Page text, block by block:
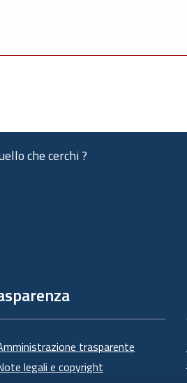
che cerchi ?
trasparente
legali e copyright